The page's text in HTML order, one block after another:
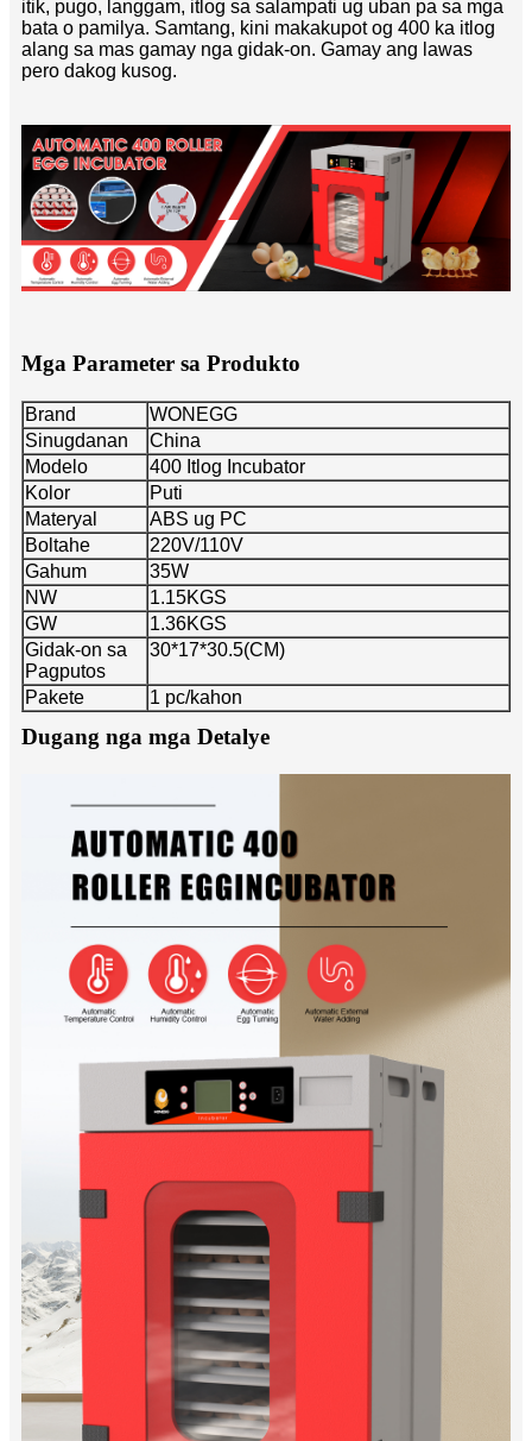
itik, pugo, langgam, itlog sa salampati ug uban pa sa mga
bata o pamilya. Samtang, kini makakupot og 400 ka itlog
alang sa mas gamay nga gidak-on. Gamay ang lawas
pero dakog kusog.
Mga Parameter sa Produkto
Brand
WONEGG
Sinugdanan
China
Modelo
400 Itlog Incubator
Kolor
Puti
Materyal
ABS ug PC
Boltahe
220V/110V
Gahum
35W
NW
1.15KGS
GW
1.36KGS
Gidak-on sa
Pagputos
30*17*30.5(CM)
Pakete 1 pc/kahon
Dugang nga mga Detalye